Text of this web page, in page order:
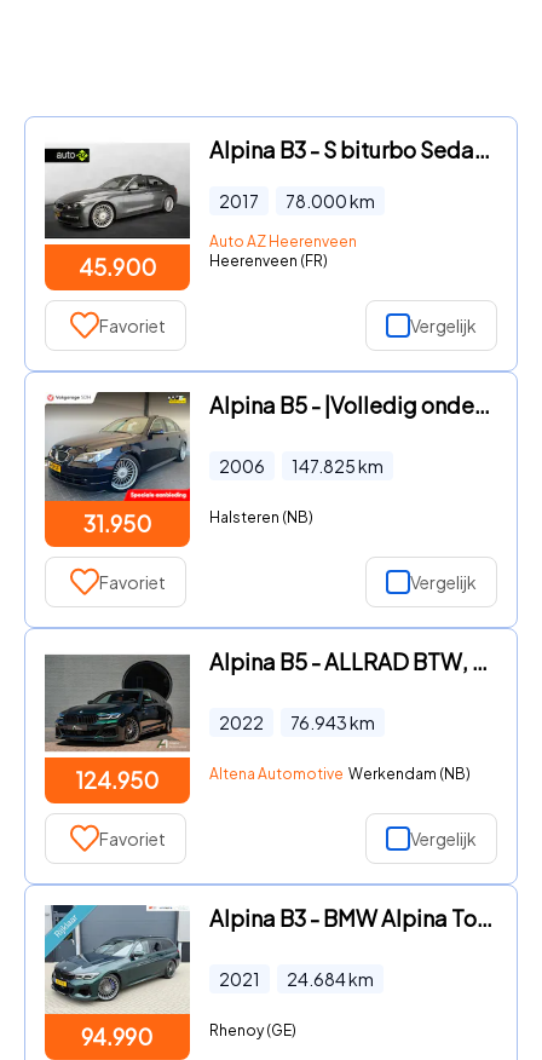
45.900
Alpina B3 - S biturbo Sedan 441 PK / Schuifdak / HIFI / Leder / Adaptief
2017 78.000km
Auto AZ Heerenveen
Heerenveen (FR)
Favoriet Vergelijk
31.950
Alpina B5 - |Volledig onderhoud|V8 Supercharger|Origineel
2006 147.825km
Halsteren (NB)
Favoriet Vergelijk
124.950
Alpina B5 - ALLRAD BTW, LAVALINA II, sperdiff., Bowers en Wilkins, 4 wie
2022 76.943km
Altena Automotive Werkendam (NB)
Favoriet Vergelijk
94.990
Alpina B3 - BMW Alpina Touring NR.381|RIJKLAAR|PANO|H&K|UNIEK
2021 24.684km
Rhenoy (GE)